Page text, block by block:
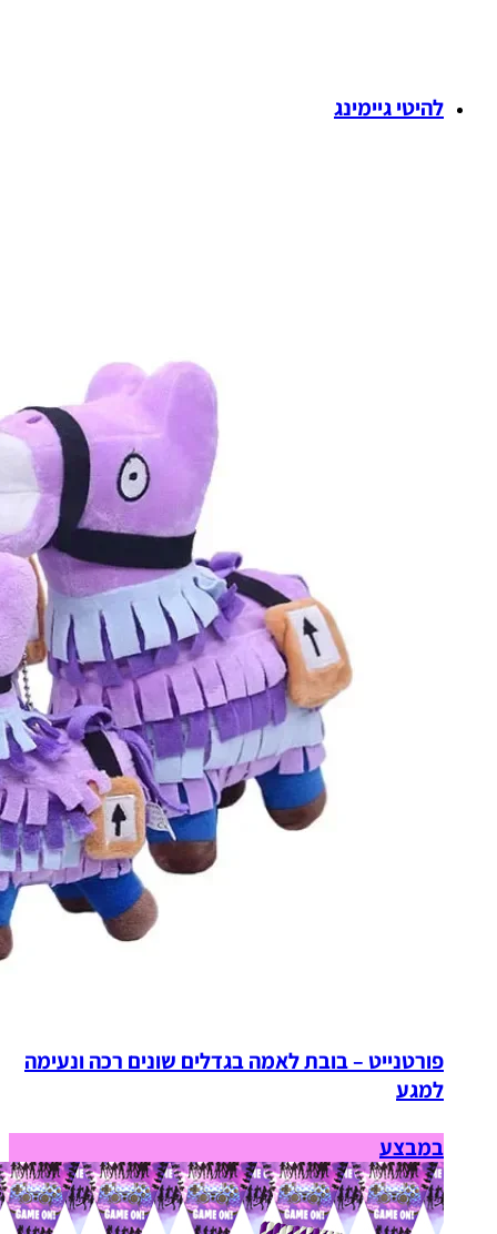
להיטי גיימינג
פורטנייט – בובת לאמה בגדלים שונים רכה ונעימה
למגע
במבצע